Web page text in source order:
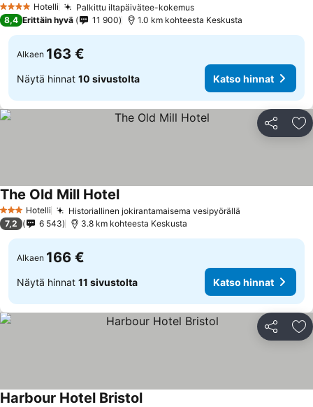
4 Tähtiluokitus
Hotelli Palkittu iltapäivätee-kokemus
8,4 Erittäin hyvä 11 900 1.0 km kohteesta Keskusta
Alkaen 163 €
Näytä hinnat 10 sivustolta Katso hinnat
Jaa
3 Tähtiluokitus
Hotelli Historiallinen jokirantamaisema vesipyörällä
The Old Mill Hotel
7,2 6 543 3.8 km kohteesta Keskusta
Alkaen 166 €
Näytä hinnat 11 sivustolta Katso hinnat
Jaa
Harbour Hotel Bristol